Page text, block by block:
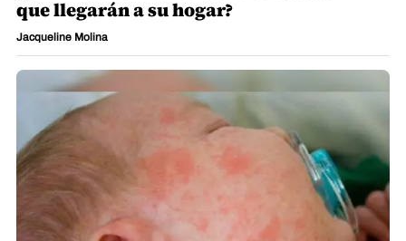
San Pedro
¿Cómo se contagió el bebé que dio
positivo por sarampión en Cortés? Esto
dice Salud